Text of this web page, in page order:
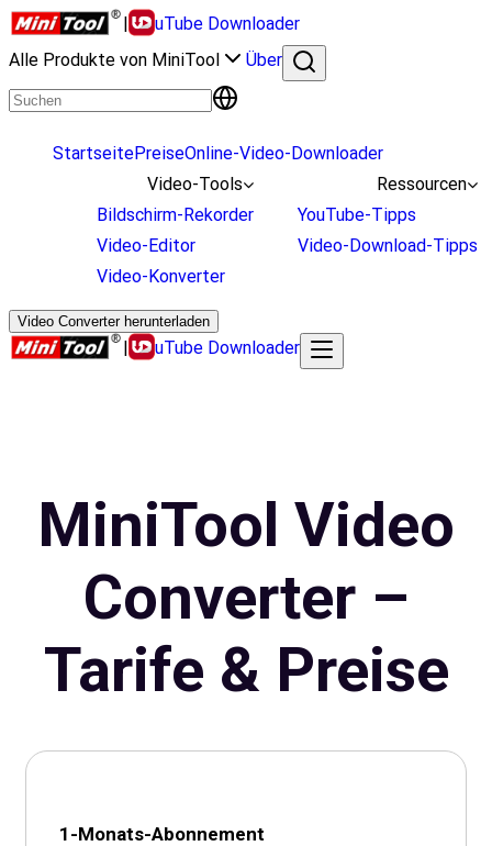
|
uTube Downloader
Alle Produkte von MiniTool
Über
StartseitePreiseOnline-Video-Downloader
Video-Tools
Bildschirm-Rekorder
Video-Editor
Video-Konverter
Ressourcen
YouTube-Tipps
Video-Download-Tipps
Video Converter herunterladen
| uTube Downloader
MiniTool Video
Converter –
Tarife & Preise
1-Monats-Abonnement